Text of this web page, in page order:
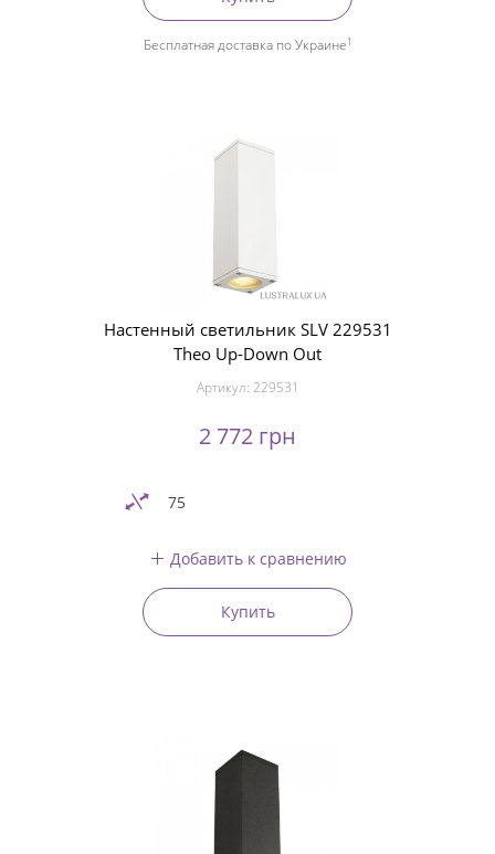
Бесплатная доставка по Украине1
Настенный светильник SLV 229531
Theo Up-Down Out
Артикул: 229531
2 772 грн
75
Добавить к сравнению
Купить